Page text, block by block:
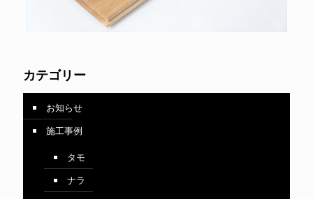
カテゴリー
お知らせ
施工事例
タモ
ナラ